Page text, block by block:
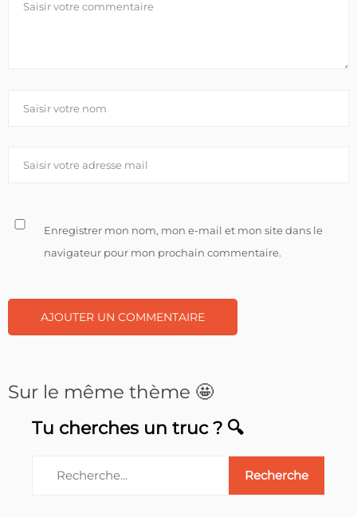
Enregistrer mon nom, mon e-mail et mon site dans le
navigateur pour mon prochain commentaire.
Sur le même thème 🤩
Tu cherches un truc ? 🔍